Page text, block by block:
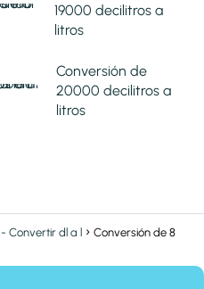
19000 decilitros a
litros
Conversión de
20000 decilitros a
litros
Convertir dl a l
Conversión de 8